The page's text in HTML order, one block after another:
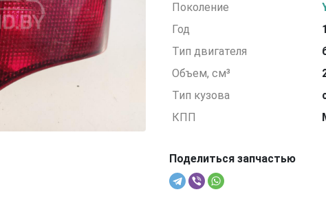
Поколение
Год
Тип двигателя
Объем, см³
Тип кузова
КПП
Поделиться запчастью